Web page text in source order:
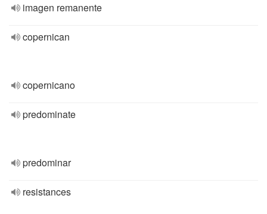
imagen remanente
copernican
copernicano
predominate
predominar
resistances